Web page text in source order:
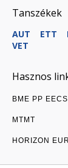
Tanszékek
AUT ETT
VET
Hasznos
BME PP EECS
MTMT
HORIZON